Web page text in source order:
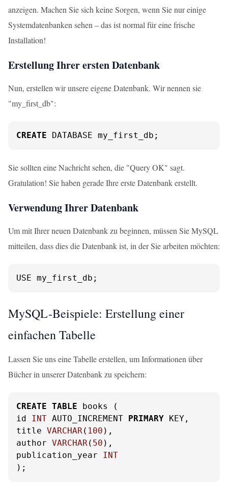
anzeigen. Machen Sie sich keine Sorgen, wenn Sie nur einige
Systemdatenbanken sehen – das ist normal für eine frische
Installation!
Erstellung Ihrer ersten Datenbank
Nun, erstellen wir unsere eigene Datenbank. Wir nennen sie
"my_first_db":
CREATE DATABASE my_first_db;
Sie sollten eine Nachricht sehen, die "Query OK" sagt.
Gratulation! Sie haben gerade Ihre erste Datenbank erstellt.
Verwendung Ihrer Datenbank
Um mit Ihrer neuen Datenbank zu beginnen, müssen Sie MySQL
mitteilen, dass dies die Datenbank ist, in der Sie arbeiten möchten:
USE my_first_db;
MySQL-Beispiele: Erstellung einer
einfachen Tabelle
Lassen Sie uns eine Tabelle erstellen, um Informationen über
Bücher in unserer Datenbank zu speichern:
CREATE TABLE books (
id INT AUTO_INCREMENT PRIMARY KEY,
title VARCHAR( 100 ),
author VARCHAR( 50 ),
publication_year INT
);